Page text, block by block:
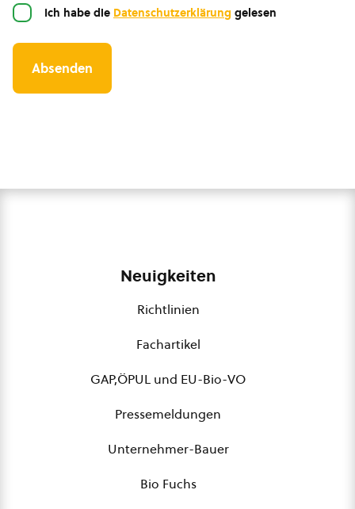
Ich habe die Datenschutzerklärung gelesen
Neuigkeiten
Richtlinien
Fachartikel
GAP,ÖPUL und EU-Bio-VO
Pressemeldungen
Unternehmer-Bauer
Bio Fuchs